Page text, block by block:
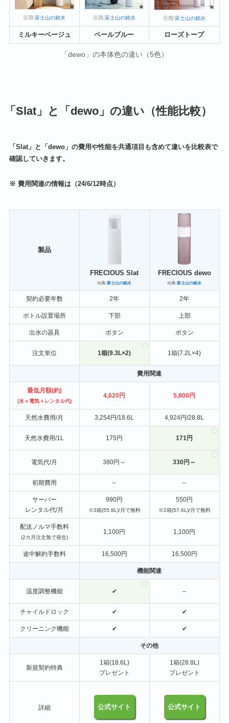
引用:富士山の銘水 引用:富士山の銘水 引用:富士山の銘水
ミルキーベージュ ペールブルー ローズトープ
「dewo」の本体色の違い（5色）
「Slat」と「dewo」の違い（性能比較）
「Slat」と「dewo」の費用や性能を共通項目も含めて違いを比較表で
確認していきます。
※ 費用関連の情報は（24/6/12時点）
製品
FRECIOUS Slat
出典:富士山の銘水
FRECIOUS dewo
出典:富士山の銘水
契約必要年数 2年 2年
ボトル設置場所 下部 上部
出水の器具 ボタン ボタン
注文単位 1箱(9.3L×2) 1箱(7.2L×4)
費用関連
最低月額(約)
(水＋電気＋レンタル代)
4,620円 5,800円
天然水費用/月 3,254円/18.6L 4,924円/28.8L
天然水費用/1L 175円 171円
電気代/月 380円～ 330円～
初期費用 – –
サーバー
レンタル代/月
990円
※3箱(55.8L)/月で無料
550円
※2箱(57.6L)/月で無料
配送ノルマ手数料
(2カ月注文無で発生)
1,100円 1,100円
途中解約手数料 16,500円 16,500円
機能関連
温度調整機能 ✔ –
チャイルドロック ✔ ✔
クリーニング機能 ✔ ✔
その他
新規契約特典
1箱(18.6L)
プレゼント
1箱(28.8L)
プレゼント
詳細 公式サイト 公式サイト